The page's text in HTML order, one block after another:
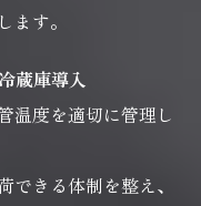
ます。
蔵庫導入
温度を適切に管理し
できる体制を整え、